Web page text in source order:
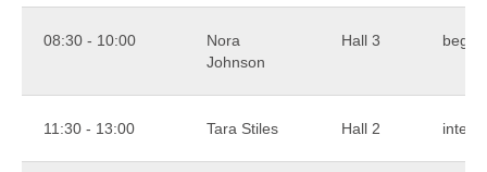
08:30 - 10:00
Nora
Johnson
Hall 3
11:30 - 13:00 Tara Stiles Hall 2